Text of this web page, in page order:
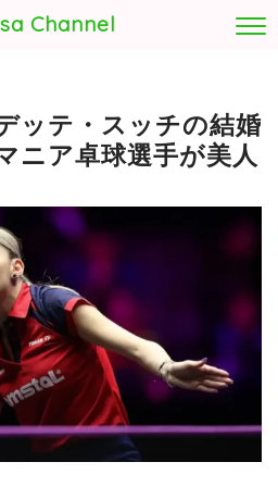
Channel
ッテ・スッチの結婚
ニア卓球選手が美人